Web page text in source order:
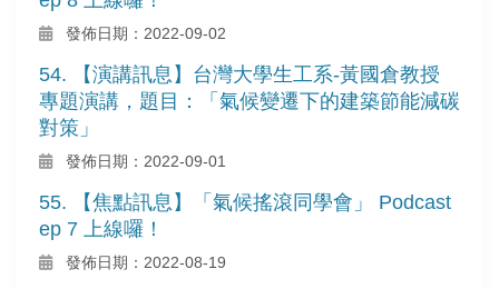
發佈日期：2022-09-02
54. 【演講訊息】台灣大學生工系-黃國倉教授
專題演講，題目：「氣候變遷下的建築節能減碳
對策」
發佈日期：2022-09-01
55. 【焦點訊息】「氣候搖滾同學會」 Podcast
ep 7 上線囉！
發佈日期：2022-08-19